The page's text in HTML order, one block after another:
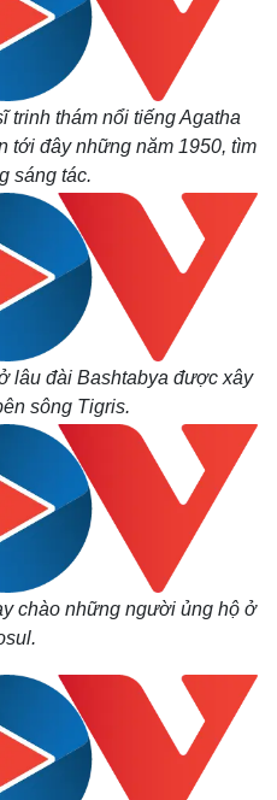
Multimedia
Ảnh
E-Magazine
Infographic
trinh thám nổi tiếng Agatha
tới đây những năm 1950, tìm
sáng tác.
lâu đài Bashtabya được xây
sông Tigris.
chào những người ủng hộ ở